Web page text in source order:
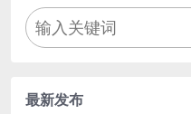
最新发布